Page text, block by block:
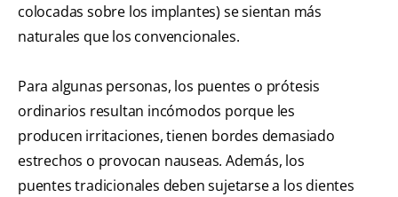
colocadas sobre los implantes) se sientan más
naturales que los convencionales.
Para algunas personas, los puentes o prótesis
ordinarios resultan incómodos porque les
producen irritaciones, tienen bordes demasiado
estrechos o provocan nauseas. Además, los
puentes tradicionales deben sujetarse a los dientes